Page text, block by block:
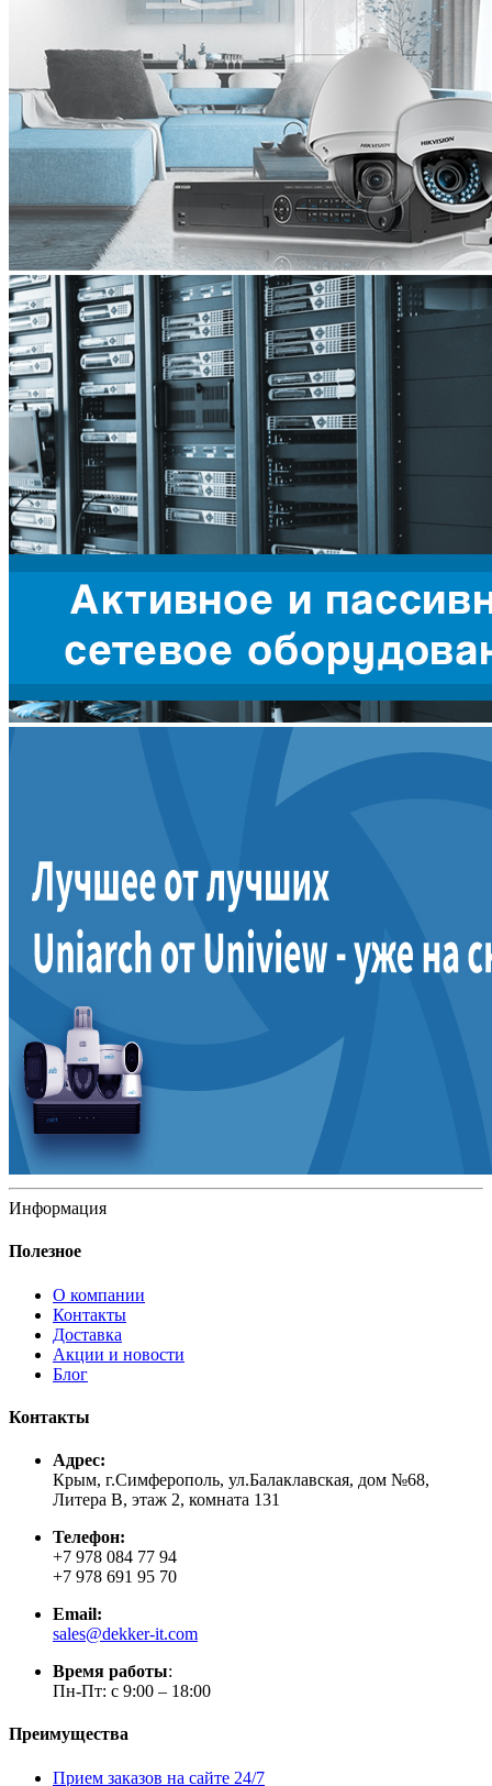
Информация
Полезное
О компании
Контакты
Доставка
Акции и новости
Блог
Контакты
Адрес:
Крым, г.Симферополь, ул.Балаклавская, дом №68,
Литера В, этаж 2, комната 131
Телефон:
+7 978 084 77 94
+7 978 691 95 70
Email:
sales@dekker-it.com
Время работы:
Пн-Пт: с 9:00 – 18:00
Преимущества
Прием заказов на сайте 24/7